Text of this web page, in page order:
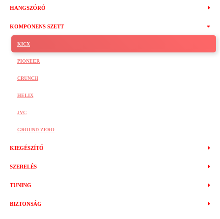
HANGSZÓRÓ
KOMPONENS SZETT
KICX
PIONEER
CRUNCH
HELIX
JVC
GROUND ZERO
KIEGÉSZÍTŐ
SZERELÉS
TUNING
BIZTONSÁG